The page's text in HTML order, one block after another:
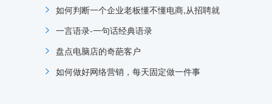
如何判断一个企业老板懂不懂电商,从招聘就
一言语录-一句话经典语录
盘点电脑店的奇葩客户
如何做好网络营销，每天固定做一件事